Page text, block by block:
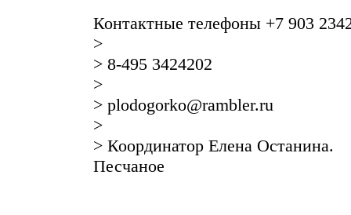
Контактные телефоны +7 903
>
> 8-495 3424202
>
> plodogorko@rambler.ru
>
> Координатор Елена Останина.
Песчаное